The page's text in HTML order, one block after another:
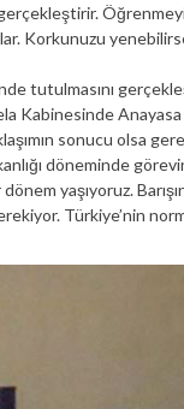
Korkunuzu
tutulmasını
Kabinesinde Anayasa
sonucu olsa
döneminde
yaşıyoruz.
Türkiye’nin